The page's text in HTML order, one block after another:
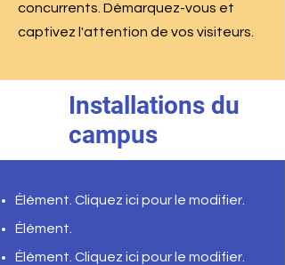
concurrents. Démarquez-vous et
captivez l'attention de vos visiteurs.
Installations du
campus
Élément. Cliquez ici pour le modifier.
Élément.
Élément. Cliquez ici pour le modifier.